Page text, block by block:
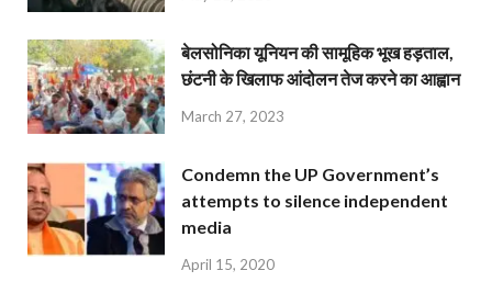
बेलसोनिका यूनियन की सामूहिक भूख हड़ताल,
छंटनी के खिलाफ आंदोलन तेज करने का आह्वान
March 27, 2023
Condemn the UP Government’s
attempts to silence independent
media
April 15, 2020